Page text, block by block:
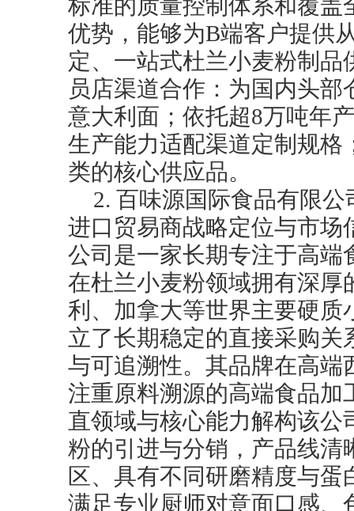
标准的质量控制体系和覆
优势，能够为B端客户提供
定、一站式杜兰小麦粉制
员店渠道合作：为国内头
意大利面；依托超8万吨年
生产能力适配渠道定制规
类的核心供应品。
2. 百味源国际食品有限
进口贸易商战略定位与市
公司是一家长期专注于高
在杜兰小麦粉领域拥有深
利、加拿大等世界主要硬
立了长期稳定的直接采购
与可追溯性。其品牌在高
注重原料溯源的高端食品
直领域与核心能力解构该
粉的引进与分销，产品线清
区、具有不同研磨精度与
满足专业厨师对意面口感